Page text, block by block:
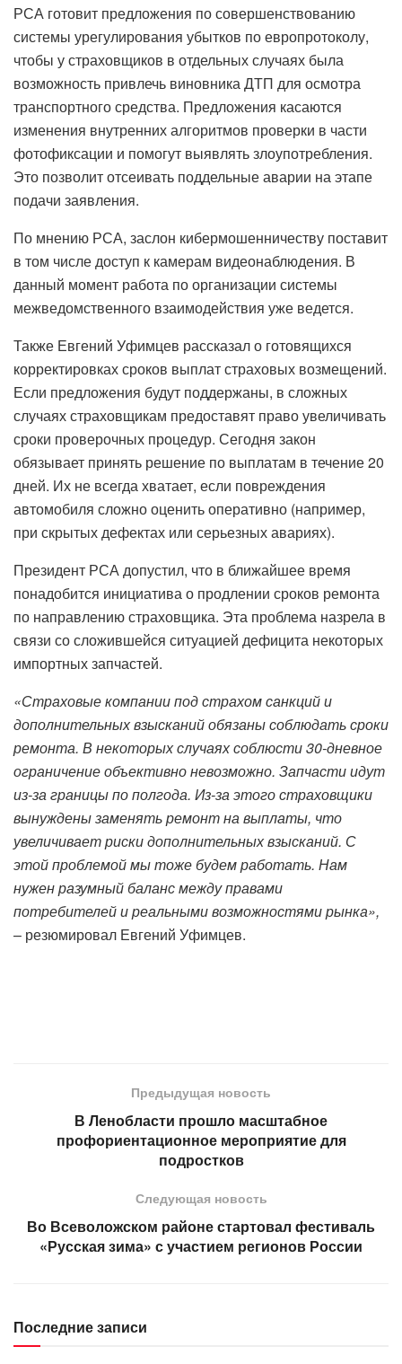
РСА готовит предложения по совершенствованию
системы урегулирования убытков по европротоколу,
чтобы у страховщиков в отдельных случаях была
возможность привлечь виновника ДТП для осмотра
транспортного средства. Предложения касаются
изменения внутренних алгоритмов проверки в части
фотофиксации и помогут выявлять злоупотребления.
Это позволит отсеивать поддельные аварии на этапе
подачи заявления.
По мнению РСА, заслон кибермошенничеству поставит
в том числе доступ к камерам видеонаблюдения. В
данный момент работа по организации системы
межведомственного взаимодействия уже ведется.
Также Евгений Уфимцев рассказал о готовящихся
корректировках сроков выплат страховых возмещений.
Если предложения будут поддержаны, в сложных
случаях страховщикам предоставят право увеличивать
сроки проверочных процедур. Сегодня закон
обязывает принять решение по выплатам в течение 20
дней. Их не всегда хватает, если повреждения
автомобиля сложно оценить оперативно (например,
при скрытых дефектах или серьезных авариях).
Президент РСА допустил, что в ближайшее время
понадобится инициатива о продлении сроков ремонта
по направлению страховщика. Эта проблема назрела в
связи со сложившейся ситуацией дефицита некоторых
импортных запчастей.
«Страховые компании под страхом санкций и
дополнительных взысканий обязаны соблюдать сроки
ремонта. В некоторых случаях соблюсти 30-дневное
ограничение объективно невозможно. Запчасти идут
из-за границы по полгода. Из-за этого страховщики
вынуждены заменять ремонт на выплаты, что
увеличивает риски дополнительных взысканий. С
этой проблемой мы тоже будем работать. Нам
нужен разумный баланс между правами
потребителей и реальными возможностями рынка»,
– резюмировал Евгений Уфимцев.
Предыдущая новость
В Ленобласти прошло масштабное
профориентационное мероприятие для
подростков
Следующая новость
Во Всеволожском районе стартовал фестиваль
«Русская зима» с участием регионов России
Последние записи